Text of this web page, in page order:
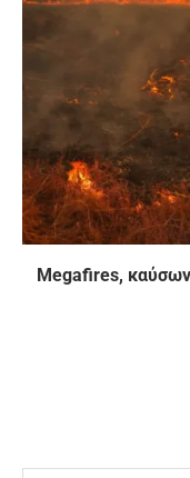
Megafires,